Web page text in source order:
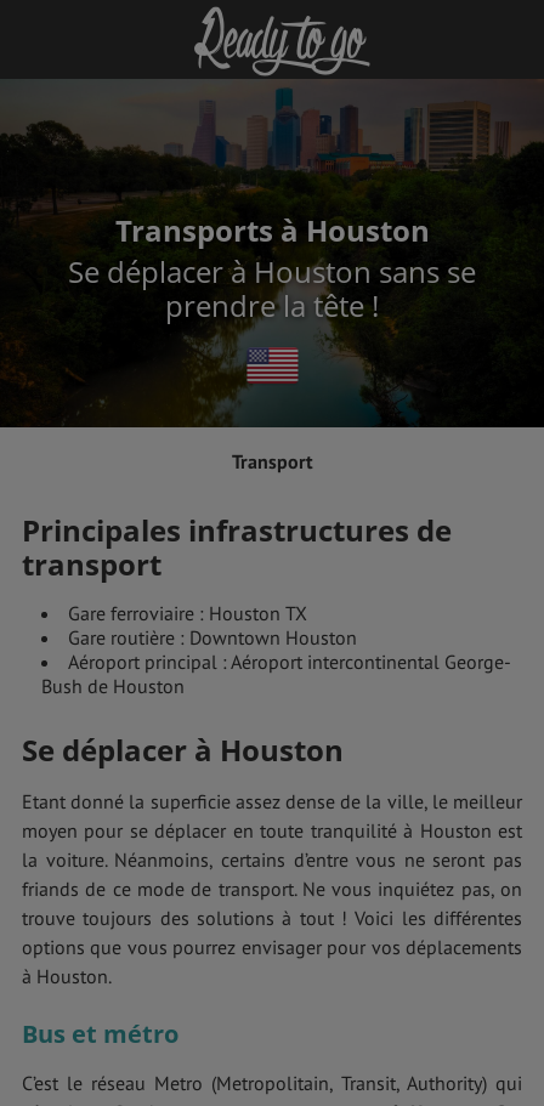
Transports à Houston
Se déplacer à Houston sans se
prendre la tête !
Transport
Principales infrastructures de
transport
Gare ferroviaire : Houston TX
Gare routière : Downtown Houston
Aéroport principal : Aéroport intercontinental George-
Bush de Houston
Se déplacer à Houston
Etant donné la superficie assez dense de la ville, le meilleur
moyen pour se déplacer en toute tranquilité à Houston est
la voiture. Néanmoins, certains d’entre vous ne seront pas
friands de ce mode de transport. Ne vous inquiétez pas, on
trouve toujours des solutions à tout ! Voici les différentes
options que vous pourrez envisager pour vos déplacements
à Houston.
Bus et métro
C’est le réseau Metro (Metropolitain, Transit, Authority) qui